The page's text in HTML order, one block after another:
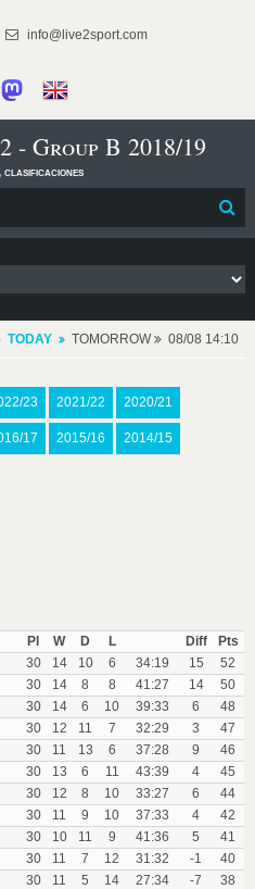
info@live2sport.com
- Group B 2018/19
clasificaciones
TODAY TOMORROW 08/08 14:10
23 2021/22 2020/21
17 2015/16 2014/15
Pl W D L Diff
Pts
30 14 10 6 34:19 15
52
30 14 8 8 41:27 14
50
30 14 6 10 39:33 6
48
30 12 11 7 32:29 3
47
30 11 13 6 37:28 9
46
30 13 6 11 43:39 4
45
30 12 8 10 33:27 6
44
30 11 9 10 37:33 4
42
30 10 11 9 41:36 5
41
30 11 7 12 31:32 -1
40
30 11 5 14 27:34 -7
38